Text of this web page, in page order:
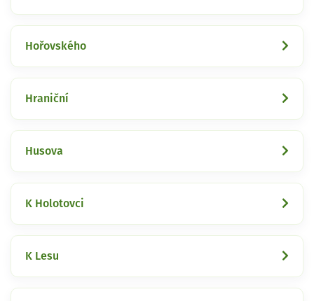
Hořovského
Hraniční
Husova
K Holotovci
K Lesu